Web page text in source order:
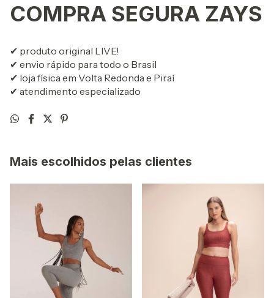
COMPRA SEGURA ZAYS
✔ produto original LIVE!
✔ envio rápido para todo o Brasil
✔ loja física em Volta Redonda e Piraí
✔ atendimento especializado
Mais escolhidos pelas clientes